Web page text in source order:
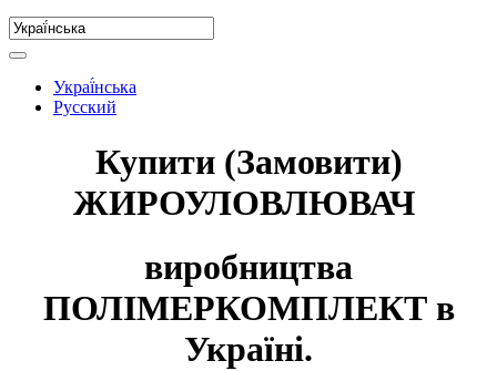
Украї́нська
Русский
Купити (Замовити)
ЖИРОУЛОВЛЮВАЧ
виробництва
ПОЛІМЕРКОМПЛЕКТ в
Україні.